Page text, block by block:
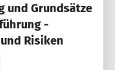
und Grundsätze
-
Risiken